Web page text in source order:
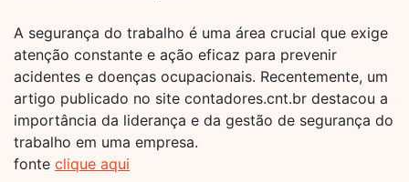
A segurança do trabalho é uma área crucial que exige
atenção constante e ação eficaz para prevenir
acidentes e doenças ocupacionais. Recentemente, um
artigo publicado no site contadores.cnt.br destacou a
importância da liderança e da gestão de segurança do
trabalho em uma empresa.
fonte clique aqui